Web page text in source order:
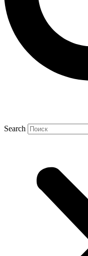
Search